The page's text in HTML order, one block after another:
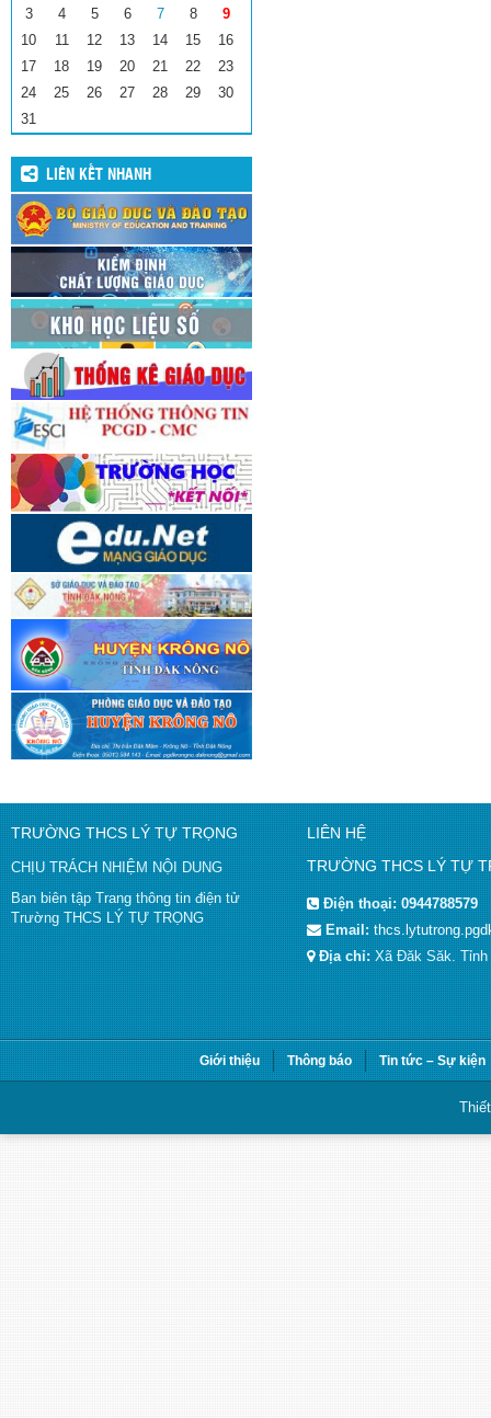
3 4 5 6 7 8
9
10
11 12 13 14 15
16
17
18 19 20 21 22
23
24
25 26 27 28 29
30
31
LIÊN KẾT NHANH
TRƯỜNG THCS LÝ TỰ TRỌNG
CHỊU TRÁCH NHIỆM NỘI DUNG
Ban biên tập Trang thông tin điện tử
Trường THCS LÝ TỰ TRỌNG
LIÊN HỆ
TRƯỜNG THCS LÝ TỰ
Điện thoại:0944788579
Email:
Địa chỉ:Xã Đăk Săk.
Giới thiệu Thông báo Tin tức – Sự kiện